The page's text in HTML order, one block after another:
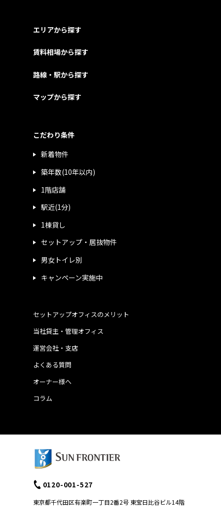
エリアから探す
賃料相場から探す
路線・駅から探す
マップから探す
こだわり条件
新着物件
築年数(10年以内)
1階店舗
駅近(1分)
1棟貸し
セットアップ・居抜物件
男女トイレ別
キャンペーン実施中
運営会社・支店
よくある質問
当社貸主・管理オフィス
オーナー様へ
コラム
セットアップオフィスのメリット
0120-001-527
東京都千代田区有楽町一丁目2番2号 東宝日比谷ビル14階